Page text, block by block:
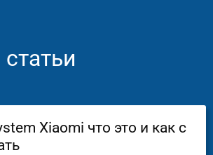
Xiaomi что это и как с